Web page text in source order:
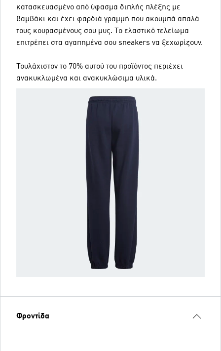
κατασκευασμένο από ύφασμα διπλής πλέξης με
βαμβάκι και έχει φαρδιά γραμμή που ακουμπά απαλά
τους κουρασμένους σου μυς. Το ελαστικό τελείωμα
επιτρέπει στα αγαπημένα σου sneakers να ξεχωρίζουν.
Τουλάχιστον το 70% αυτού του προϊόντος περιέχει
ανακυκλωμένα και ανακυκλώσιμα υλικά.
Φροντίδα